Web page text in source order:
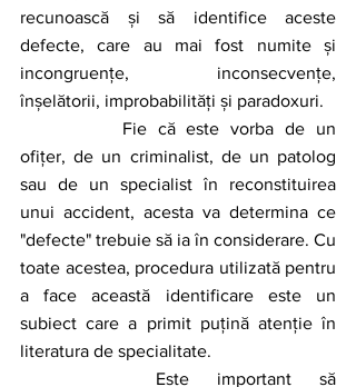
recunoască și să identifice aceste
defecte, care au mai fost numite și
incongruențe, inconsecvențe,
înșelătorii, improbabilități și paradoxuri.
ofițer, de un criminalist, de un patolog
sau de un specialist în reconstituirea
unui accident, acesta va determina ce
"defecte" trebuie să ia în considerare. Cu
toate acestea, procedura utilizată pentru
a face această identificare este un
subiect care a primit puțină atenție în
literatura de specialitate.